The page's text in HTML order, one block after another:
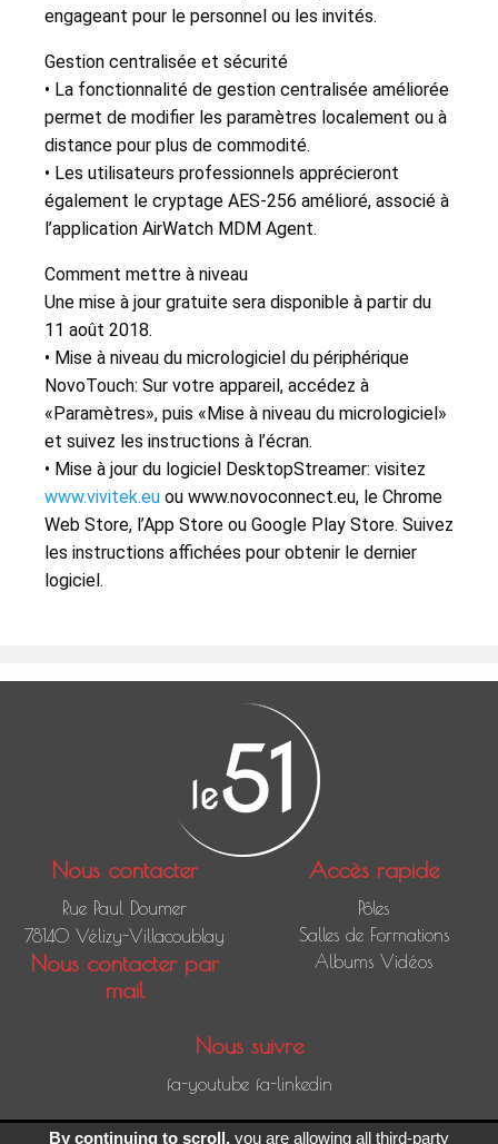
engageant pour le personnel ou les invités.
Gestion centralisée et sécurité
• La fonctionnalité de gestion centralisée améliorée
permet de modifier les paramètres localement ou à
distance pour plus de commodité.
• Les utilisateurs professionnels apprécieront
également le cryptage AES-256 amélioré, associé à
l’application AirWatch MDM Agent.
Comment mettre à niveau
Une mise à jour gratuite sera disponible à partir du
11 août 2018.
• Mise à niveau du micrologiciel du périphérique
NovoTouch: Sur votre appareil, accédez à
«Paramètres», puis «Mise à niveau du micrologiciel»
et suivez les instructions à l’écran.
• Mise à jour du logiciel DesktopStreamer: visitez
www.vivitek.eu ou www.novoconnect.eu, le Chrome
Web Store, l’App Store ou Google Play Store. Suivez
les instructions affichées pour obtenir le dernier
logiciel.
Nous contacter
Rue Paul Doumer
78140 Vélizy-Villacoublay
Nous contacter par
mail
Accès rapide
Pôles
Salles de Formations
Albums Vidéos
Nous suivre
fa-youtube fa-linkedin
Mentions légales/Gestion des cookies
By continuing to scroll,you are allowing all third-party